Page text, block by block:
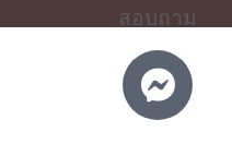
สอบถาม